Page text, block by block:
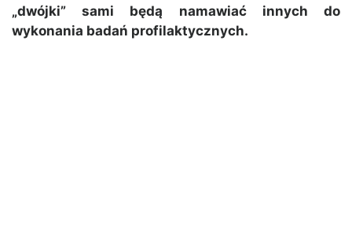
„dwójki” sami będą namawiać innych do
wykonania badań profilaktycznych.